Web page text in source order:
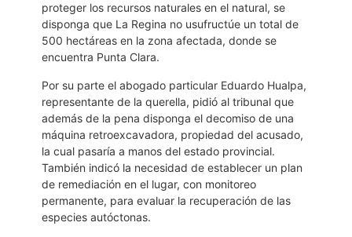
proteger los recursos naturales en el natural, se
disponga que La Regina no usufructúe un total de
500 hectáreas en la zona afectada, donde se
encuentra Punta Clara.
Por su parte el abogado particular Eduardo Hualpa,
representante de la querella, pidió al tribunal que
además de la pena disponga el decomiso de una
máquina retroexcavadora, propiedad del acusado,
la cual pasaría a manos del estado provincial.
También indicó la necesidad de establecer un plan
de remediación en el lugar, con monitoreo
permanente, para evaluar la recuperación de las
especies autóctonas.